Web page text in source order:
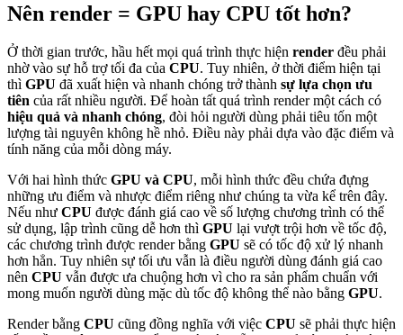
Nên render = GPU hay CPU tốt hơn?
Ở thời gian trước, hầu hết mọi quá trình thực hiện render đều phải
nhờ vào sự hỗ trợ tối đa của CPU. Tuy nhiên, ở thời điểm hiện tại
thì GPU đã xuất hiện và nhanh chóng trở thành sự lựa chọn ưu
tiên của rất nhiều người. Để hoàn tất quá trình render một cách có
hiệu quả và nhanh chóng, đòi hỏi người dùng phải tiêu tốn một
lượng tài nguyên không hề nhỏ. Điều này phải dựa vào đặc điểm và
tính năng của mỗi dòng máy.
Với hai hình thức GPU và CPU, mỗi hình thức đều chứa đựng
những ưu điểm và nhược điểm riêng như chúng ta vừa kể trên đây.
Nếu như CPU được đánh giá cao về số lượng chương trình có thể
sử dụng, lập trình cũng dễ hơn thì GPU lại vượt trội hơn về tốc độ,
các chương trình được render bằng GPU sẽ có tốc độ xử lý nhanh
hơn hẳn. Tuy nhiên sự tối ưu vẫn là điều người dùng đánh giá cao
nên CPU vẫn được ưa chuộng hơn vì cho ra sản phẩm chuẩn với
mong muốn người dùng mặc dù tốc độ không thể nào bằng GPU.
Render bằng CPU cũng đồng nghĩa với việc CPU sẽ phải thực hiện